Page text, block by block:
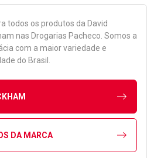
todos os produtos da David
nas Drogarias Pacheco. Somos a
com a maior variedade e
do Brasil.
DA MARCA